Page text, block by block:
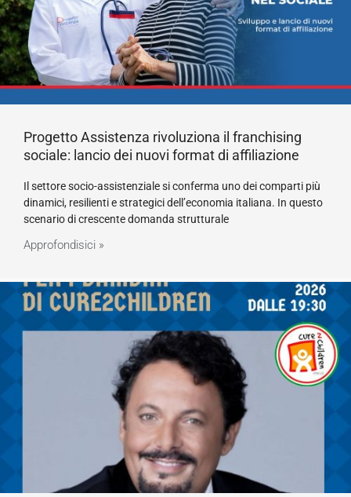
Progetto Assistenza rivoluziona il franchising
sociale: lancio dei nuovi format di affiliazione
Il settore socio-assistenziale si conferma uno dei comparti più
dinamici, resilienti e strategici dell’economia italiana. In questo
scenario di crescente domanda strutturale
Approfondisici »